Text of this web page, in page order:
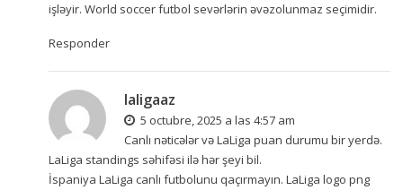
işləyir. World soccer futbol sevərlərin əvəzolunmaz seçimidir.
Responder
laligaaz
5 octubre, 2025 a las 4:57 am
Canlı nəticələr və LaLiga puan durumu bir yerdə.
LaLiga standings səhifəsi ilə hər şeyi bil.
İspaniya LaLiga canlı futbolunu qaçırmayın. LaLiga logo png